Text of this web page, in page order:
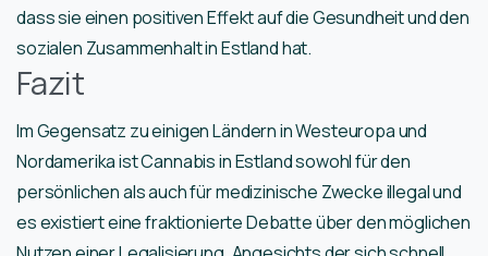
dass sie einen positiven Effekt auf die Gesundheit und den
sozialen Zusammenhalt in Estland hat.
Fazit
Im Gegensatz zu einigen Ländern in Westeuropa und
Nordamerika ist Cannabis in Estland sowohl für den
persönlichen als auch für medizinische Zwecke illegal und
es existiert eine fraktionierte Debatte über den möglichen